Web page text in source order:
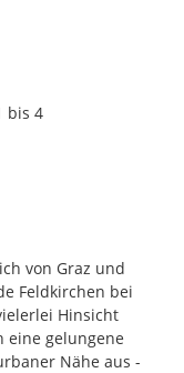
Lift
verbindet - ein
die bequemes
klare
Gestaltung. Die
mit Burtdach
zudem eine
das Mikroklima
des Projekts
bis 4
von Graz und
Feldkirchen bei
Hinsicht
eine gelungene
Nähe aus -